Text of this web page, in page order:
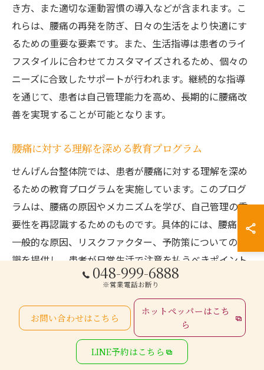
き方、また適切な運動習慣の導入などが含まれます。こ
れらは、腰痛の再発を防ぎ、日々の生活をより快適にす
るための重要な要素です。また、生活指導は患者のライ
フスタイルに合わせてカスタマイズされるため、個々の
ニーズに合致したサポートが行われます。継続的な指導
を通じて、患者は自己管理能力を高め、長期的に腰痛改
善を実現することが可能となります。
腰痛に対する理解を深める教育プログラム
せんげん台整体院では、患者が腰痛に対する理解を深め
るための教育プログラムを実施しています。このプログ
ラムは、腰痛の原因やメカニズムを学び、自己管理の重
要性を再認識するためのものです。具体的には、腰痛の
一般的な原因、リスクファクター、予防策についての知
識を提供し、患者が日常生活で注意を払うべきポイント
を明らかにします。教育プログラムの一環として、腰痛
を悪化させる可能性のある行動や姿勢を避けるための具
体的なアドバイスも行われます。これにより、患者は腰
痛に対する正確な知識を持ち、適切な対策を講じること
で、腰痛の発生や再発を予防することができます。教育
プログラムは、患者が自らの健康を積極的に管理するた
048-999-6888
※営業電話お断り
お問い合わせはこちら
ホットペッパーはこち
ら
LINE予約はこちら